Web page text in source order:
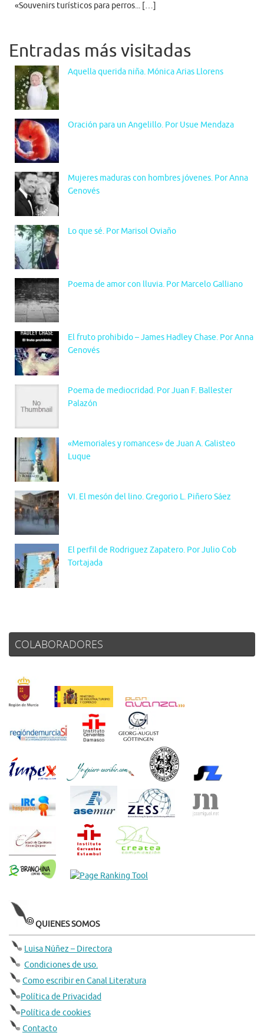
«Souvenirs turísticos para perros... […]
Entradas más visitadas
Aquella querida niña. Mónica Arias Llorens
Oración para un Angelillo. Por Usue Mendaza
Mujeres maduras con hombres jóvenes. Por Anna
Genovés
Lo que sé. Por Marisol Oviaño
Poema de amor con lluvia. Por Marcelo Galliano
El fruto prohibido – James Hadley Chase. Por Anna
Genovés
Poema de mediocridad. Por Juan F. Ballester
Palazón
«Memoriales y romances» de Juan A. Galisteo
Luque
VI. El mesón del lino. Gregorio L. Piñero Sáez
El perfil de Rodriguez Zapatero. Por Julio Cob
Tortajada
COLABORADORES
QUIENES SOMOS
Luisa Núñez – Directora
Condiciones de uso.
Como escribir en Canal Literatura
Política de Privacidad
Política de cookies
Contacto